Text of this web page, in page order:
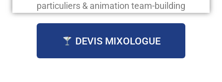
particuliers & animation team-building
DEVIS MIXOLOGUE